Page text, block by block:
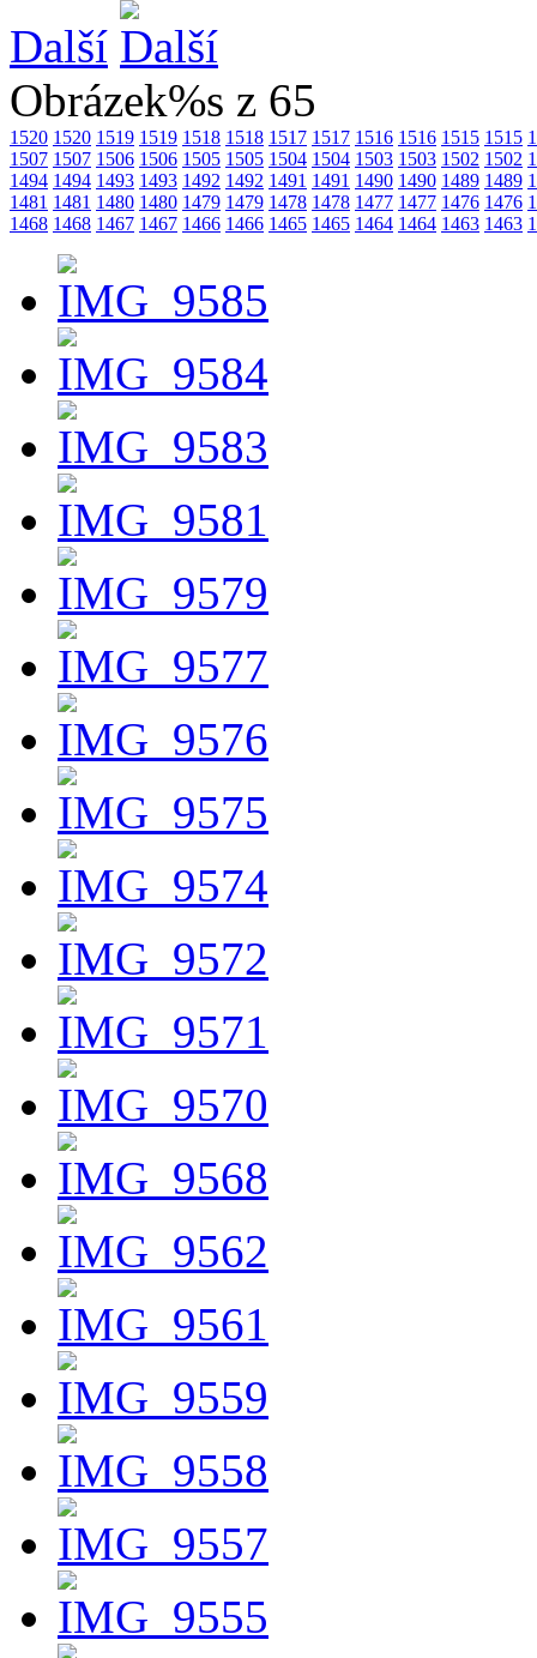
Další
Obrázek%s z 65
1520 1520 1519 1519 1518 1518 1517 1517 1516 1516 1515 1515
1507 1507 1506 1506 1505 1505 1504 1504 1503 1503 1502 1502
1494 1494 1493 1493 1492 1492 1491 1491 1490 1490 1489 1489
1481 1481 1480 1480 1479 1479 1478 1478 1477 1477 1476 1476
1468 1468 1467 1467 1466 1466 1465 1465 1464 1464 1463 1463